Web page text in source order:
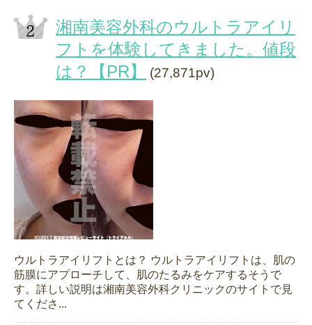
湘南美容外科のウルトラアイリ
フトを体験してきました。値段
は？【PR】
(27,871pv)
ウルトラアイリフトとは？ ウルトラアイリフトは、肌の
筋膜にアプローチして、肌のたるみをケアするそうで
す。詳しい説明は湘南美容外科クリニックのサイトで見
てくださ...